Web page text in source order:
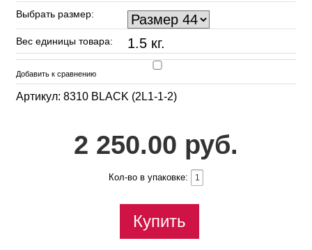
Выбрать размер:
Вес единицы товара: 1.5 кг.
Добавить к сравнению
Артикул: 8310 BLACK (2L1-1-2)
2 250.00 руб.
Кол-во в упаковке:
Купить